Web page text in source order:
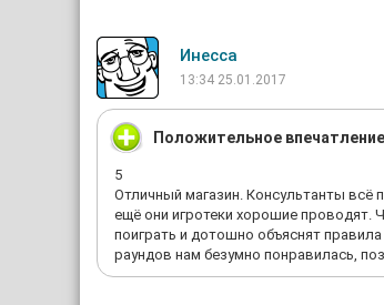
Инесса
13:34 25.01.2017
Положительное впечатление
5
Отличный магазин. Консультанты всё
ещё они игротеки хорошие проводят.
поиграть и дотошно объяснят
раундов нам безумно понравилась,